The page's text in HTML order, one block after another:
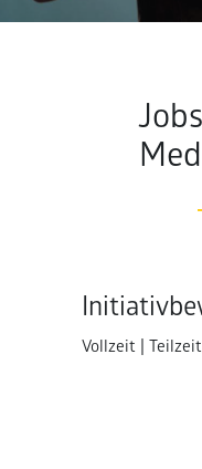
Vollzeit |